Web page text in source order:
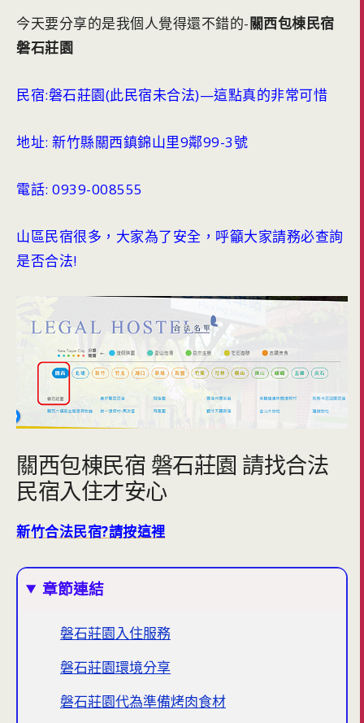
今天要分享的是我個人覺得還不錯的-關西包棟民宿
磐石莊園
民宿:磐石莊園(此民宿未合法)—這點真的非常可惜
地址: 新竹縣關西鎮錦山里9鄰99-3號
電話: 0939-008555
山區民宿很多，大家為了安全，呼籲大家請務必查詢
是否合法!
關西包棟民宿 磐石莊園 請找合法
民宿入住才安心
新竹合法民宿?請按這裡
章節連結
磐石莊園入住服務
磐石莊園環境分享
磐石莊園代為準備烤肉食材